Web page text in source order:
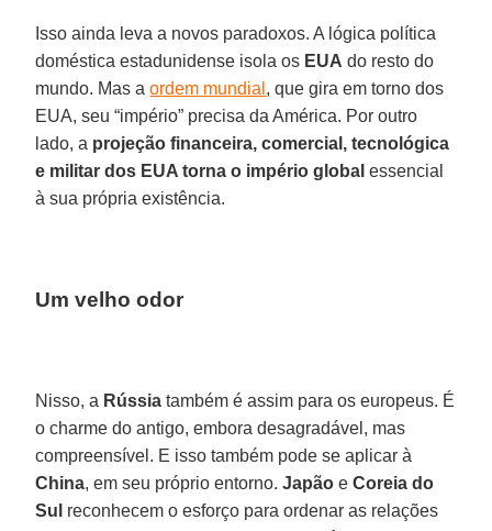
Isso ainda leva a novos paradoxos. A lógica política
doméstica estadunidense isola os EUA do resto do
mundo. Mas aordem mundial , que gira em torno dos
EUA, seu “império” precisa da América. Por outro
lado, a projeção financeira, comercial, tecnológica
e militar dos EUA torna o império global essencial
à sua própria existência.
Um velho odor
Nisso, a Rússia também é assim para os europeus. É
o charme do antigo, embora desagradável, mas
compreensível. E isso também pode se aplicar à
China, em seu próprio entorno.Japão eCoreia do
Sul reconhecem o esforço para ordenar as relações